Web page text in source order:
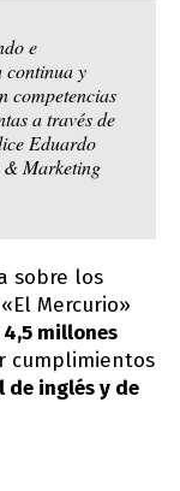
e
continua y
competencias
a través de
Eduardo
& Marketing
sobre los
Mercurio»
millones
cumplimientos
de inglés y de